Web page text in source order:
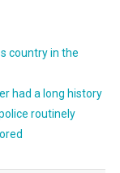
country in the
had a long history
routinely